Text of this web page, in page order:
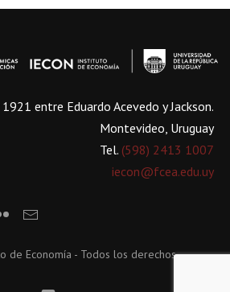
entre Eduardo Acevedo y Jackson.
Montevideo, Uruguay
Tel. (598) 2413 1007
iecon@fcea.edu.uy
de Economía - Todos los derechos